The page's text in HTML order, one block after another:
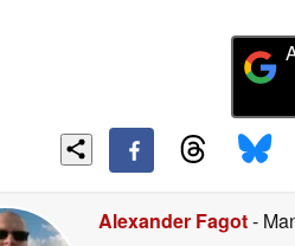
Alexander Fagot-